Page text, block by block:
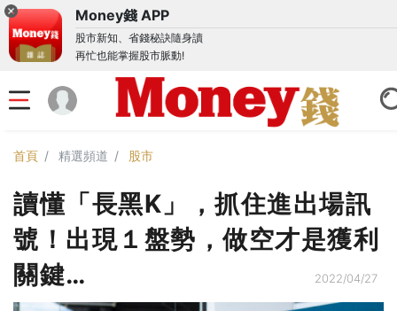
Money錢 APP
股市新知、省錢秘訣隨身讀
再忙也能掌握股市脈動!
首頁 精選頻道 股市
讀懂「長黑K」，抓住進出場訊
號！出現１盤勢，做空才是獲利
關鍵…
2022/04/27